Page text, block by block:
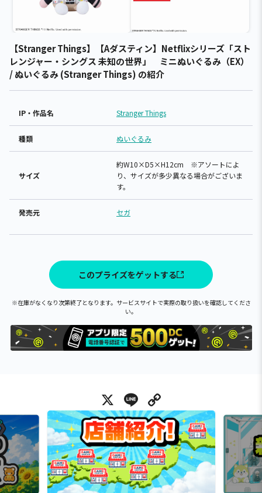
【Stranger Things】【Aダスティン】Netflixシリーズ「スト
レンジャー・シングス 未知の世界」 ミニぬいぐるみ（EX）
/ ぬいぐるみ (Stranger Things) の紹介
IP・作品名 Stranger Things
種類 ぬいぐるみ
サイズ
約W10×D5×H12cm ※アソートによ
り、サイズが多少異なる場合がございま
す。
発売元 セガ
このプライズをゲットする
※在庫がなくなり次第終了となります。サービスサイトで実際の取り扱いを確認してくださ
い。
X Line